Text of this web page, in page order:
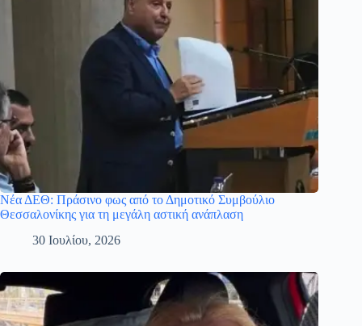
Νέα ΔΕΘ: Πράσινο φως από το Δημοτικό Συμβούλιο
Θεσσαλονίκης για τη μεγάλη αστική ανάπλαση
30 Ιουλίου, 2026